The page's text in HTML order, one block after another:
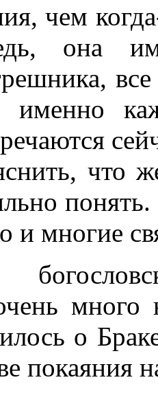
чем
она
именно
что
и многие
много
о
покаяния